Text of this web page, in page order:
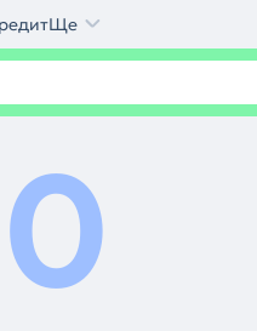
Ще
0